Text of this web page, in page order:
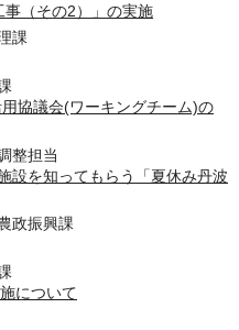
（その2）」の実施
課
協議会(ワーキングチーム)の
整担当
設を知ってもらう「夏休み丹波
政振興課
について